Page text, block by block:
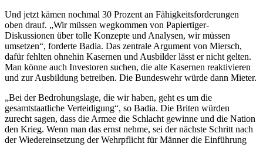
Und jetzt kämen nochmal 30 Prozent an Fähigkeitsforderungen
oben drauf. „Wir müssen wegkommen von Papiertiger-
Diskussionen über tolle Konzepte und Analysen, wir müssen
umsetzen“, forderte Badia. Das zentrale Argument von Miersch,
dafür fehlten ohnehin Kasernen und Ausbilder lässt er nicht gelten.
Man könne auch Investoren suchen, die alte Kasernen reaktivieren
und zur Ausbildung betreiben. Die Bundeswehr würde dann Mieter.
„Bei der Bedrohungslage, die wir haben, geht es um die
gesamtstaatliche Verteidigung“, so Badia. Die Briten würden
zurecht sagen, dass die Armee die Schlacht gewinne und die Nation
den Krieg. Wenn man das ernst nehme, sei der nächste Schritt nach
der Wiedereinsetzung der Wehrpflicht für Männer die Einführung